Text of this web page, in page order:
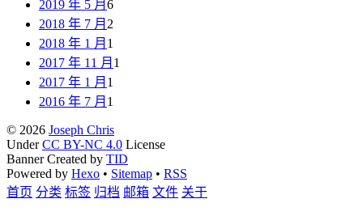
2019 年 5 月 6
2018 年 7 月 2
2018 年 1 月 1
2017 年 11 月 1
2017 年 1 月 1
2016 年 7 月 1
© 2026 Joseph Chris
UnderCC BY-NC 4.0 License
Banner Created by TID
Powered by Hexo • Sitemap • RSS
首页 分类 标签 归档 邮箱 文件 关于